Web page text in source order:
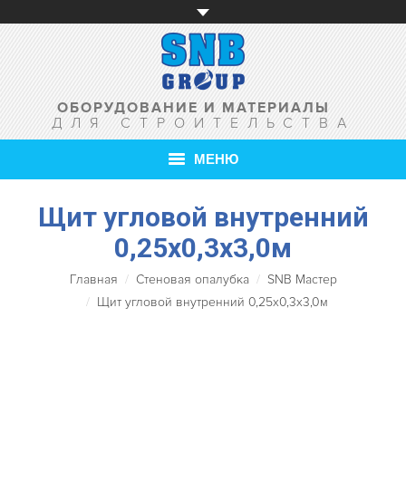
ОБОРУДОВАНИЕ И МАТЕРИАЛЫ
ДЛЯ СТРОИТЕЛЬСТВА
МЕНЮ
О КОМПАНИИ
Щит угловой внутренний
0,25х0,3х3,0м
Главная Стеновая опалубка
SNB Мастер
Щит угловой внутренний 0,25х0,3х3,0м